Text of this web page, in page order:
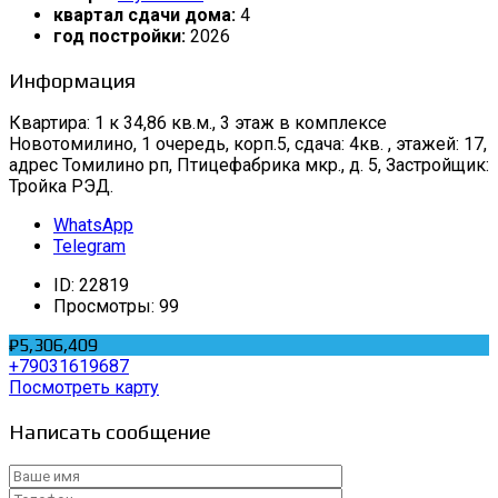
квартал сдачи дома: 4
год постройки: 2026
Информация
Квартира: 1 к 34,86 кв.м., 3 этаж в комплексе
Новотомилино, 1 очередь, корп.5, сдача: 4кв. , этажей: 17,
адрес Томилино рп, Птицефабрика мкр., д. 5, Застройщик:
Тройка РЭД.
WhatsApp
Telegram
ID: 22819
Просмотры: 99
₽5,306,409
+79031619687
Посмотреть карту
Написать сообщение